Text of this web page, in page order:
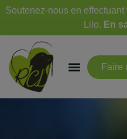
Soutenez-nous en
Lilo. En
Faire